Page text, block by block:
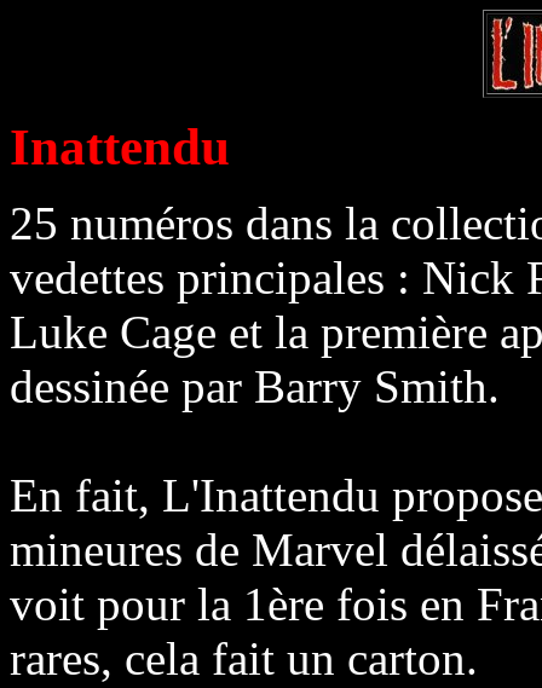
Inattendu
25 numéros dans la
vedettes principales : Nick
Luke Cage et la première
dessinée par Barry Smith.
En fait, L'Inattendu
mineures de Marvel
voit pour la 1ère fois en
rares, cela fait un carton.